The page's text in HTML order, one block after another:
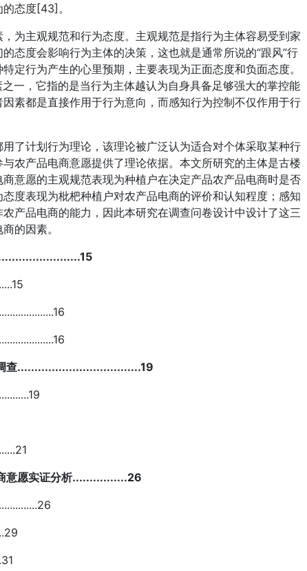
态度[43]。
为主观规范和行为态度。主观规范是指行为主体容易受到家
态度会影响行为主体的决策，这也就是通常所说的“跟风”行
定行为产生的心里预期，主要表现为正面态度和负面态度。
一，它指的是当行为主体越认为自身具备足够强大的掌控能
素都是直接作用于行为意向，而感知行为控制不仅作用于行
了计划行为理论，该理论被广泛认为适合对个体采取某种行
农产品电商意愿提供了理论依据。本文所研究的主体是古楼
意愿的主观规范表现为种植户在决定产品农产品电商时是否
度表现为枇杷种植户对农产品电商的评价和认知程度；感知
产品电商的能力，因此本研究在调查问卷设计中设计了这三
的因素。
查....................................19
意愿实证分析................26